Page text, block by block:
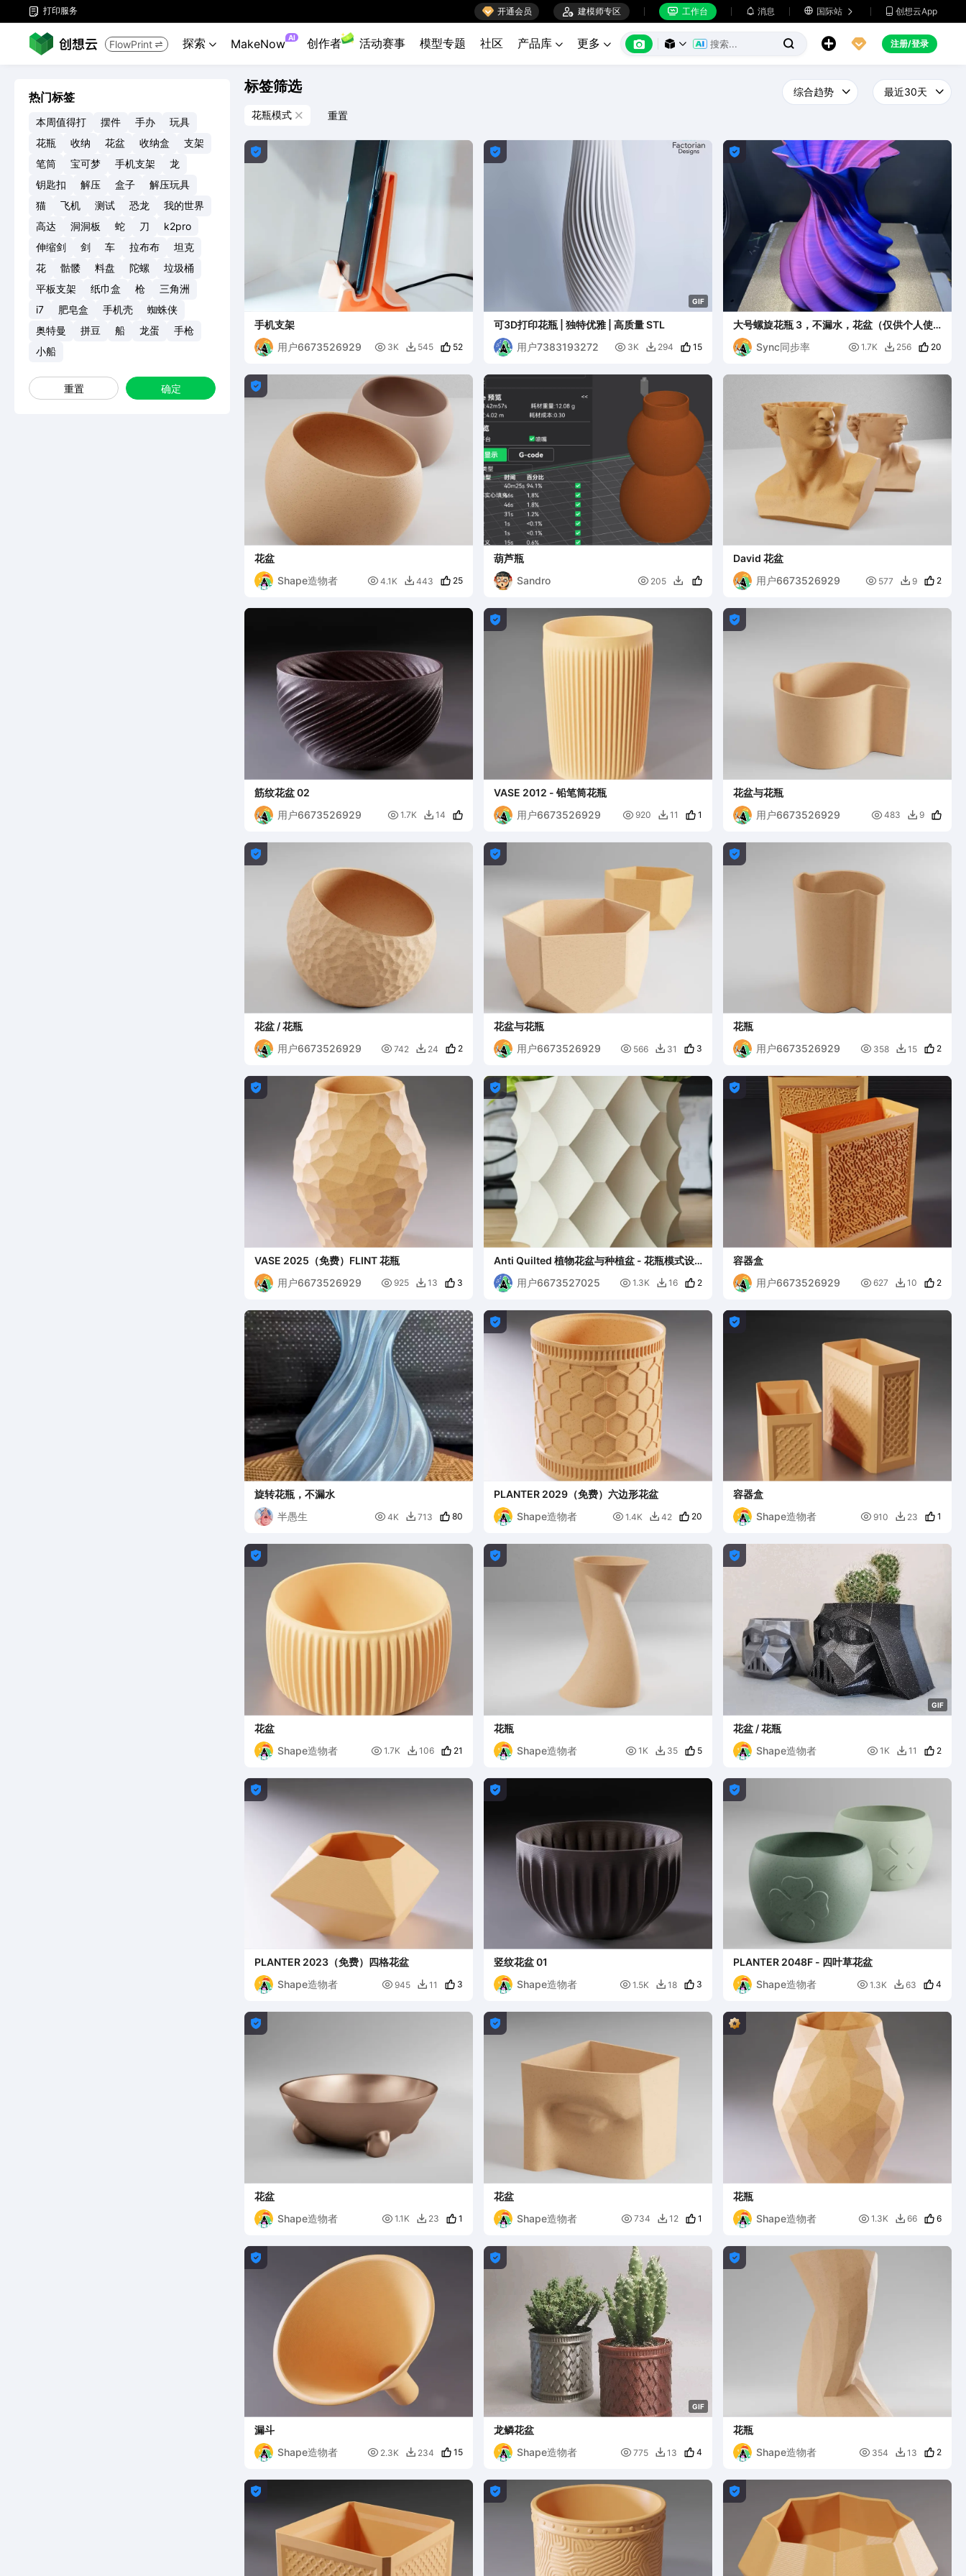
 打印服务  开通会员  建模师专区  工作台  消息  国际站   创想云App
FlowPrint  探索  MakeNow AI 创作者 活动赛事 模型专题 社区 产品库  更多        注册/登录
热门标签
本周值得打 摆件 手办
玩具
花瓶
收纳 花盆 收纳盒
支架
笔筒
宝可梦 手机支架
龙
钥匙扣
解压 盒子
解压玩具
猫
飞机 测试 恐龙
我的世界
高达
洞洞板 蛇 刀
k2pro
伸缩剑
剑 车 拉布布
坦克
花
骷髅 料盘 陀螺
垃圾桶
平板支架
纸巾盒 枪
三角洲
i7
肥皂盒 手机壳
蜘蛛侠
奥特曼
拼豆 船 龙蛋
手枪
小船
重置 确定
标签筛选
花瓶模式  重置

手机支架
用户6673526929
 3K  545 52
GIF

可3D打印花瓶 | 独特优雅 | 高质量 STL
用户7383193272
 3K  294 15

大号螺旋花瓶 3，不漏水，花盆（仅供个人使
用）
Sync同步率
 1.7K  256 20

花盆
Shape造物者
 4.1K  443 25
葫芦瓶
Sandro
 205 
David 花盆
用户6673526929
 577  9 2
筋纹花盆 02
用户6673526929
 1.7K  14

VASE 2012 - 铅笔筒花瓶
用户6673526929
 920  11 1

花盆与花瓶
用户6673526929
 483  9

花盆 / 花瓶
用户6673526929
 742  24 2

花盆与花瓶
用户6673526929
 566  31 3

花瓶
用户6673526929
 358  15 2

VASE 2025（免费）FLINT 花瓶
用户6673526929
 925  13 3

Anti Quilted 植物花盆与种植盆 - 花瓶模式设
计
用户6673527025
 1.3K  16 2

容器盒
用户6673526929
 627  10 2
旋转花瓶，不漏水
半愚生
 4K  713 80

PLANTER 2029（免费）六边形花盆
Shape造物者
 1.4K  42 20

容器盒
Shape造物者
 910  23 1

花盆
Shape造物者
 1.7K  106 21

花瓶
Shape造物者
 1K  35 5
GIF

花盆 / 花瓶
Shape造物者
 1K  11 2

PLANTER 2023（免费）四格花盆
Shape造物者
 945  11 3

竖纹花盆 01
Shape造物者
 1.5K  18 3

PLANTER 2048F - 四叶草花盆
Shape造物者
 1.3K  63 4

花盆
Shape造物者
 1.1K  23 1

花盆
Shape造物者
 734  12 1
花瓶
Shape造物者
 1.3K  66 6

漏斗
Shape造物者
 2.3K  234 15
GIF

龙鳞花盆
Shape造物者
 775  13 4

花瓶
Shape造物者
 354  13 2
  